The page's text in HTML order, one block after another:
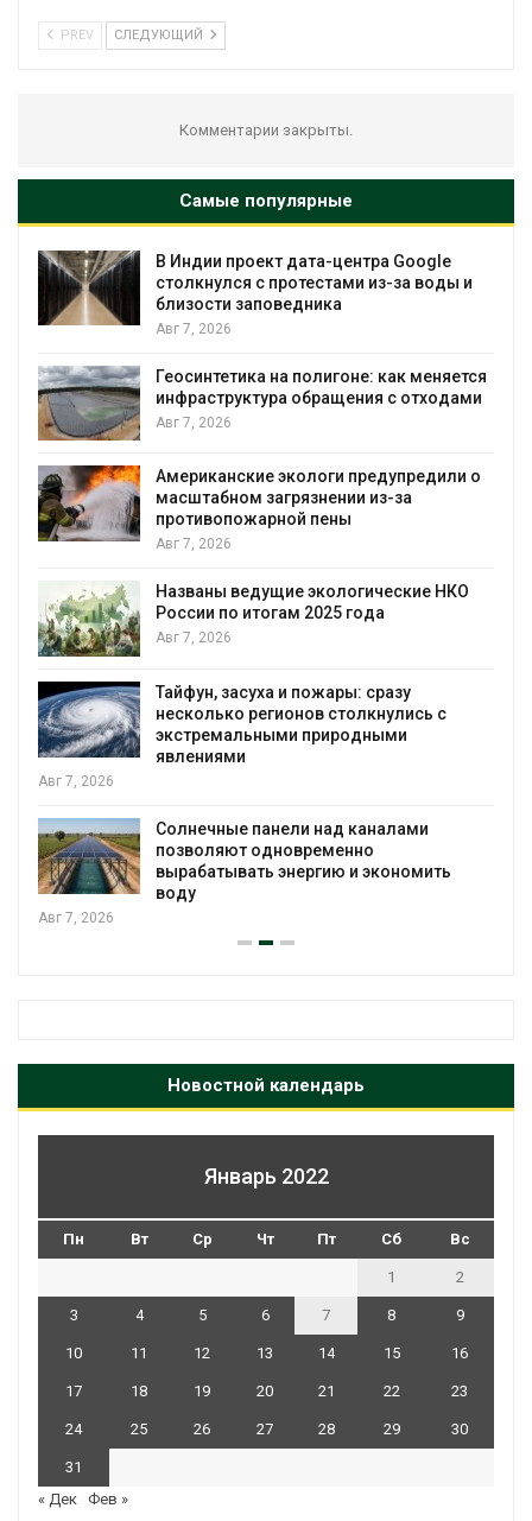
PREV СЛЕДУЮЩИЙ
Комментарии закрыты.
Самые популярные
В Индии проект дата-центра Google
столкнулся с протестами из-за воды и
близости заповедника
Авг 7, 2026
Геосинтетика на полигоне: как меняется
инфраструктура обращения с отходами
Авг 7, 2026
Американские экологи предупредили о
масштабном загрязнении из-за
противопожарной пены
Авг 7, 2026
Названы ведущие экологические НКО
России по итогам 2025 года
Авг 7, 2026
Тайфун, засуха и пожары: сразу
несколько регионов столкнулись с
экстремальными природными
явлениями
Авг 7, 2026
Солнечные панели над каналами
позволяют одновременно
вырабатывать энергию и экономить
воду
Авг 7, 2026
Новостной календарь
Январь 2022
Пн Вт Ср Чт Пт Сб Вс
1 2
3 4 5 6 7 8 9
10 11 12 13 14 15 16
17 18 19 20 21 22 23
24 25 26 27 28 29 30
31
« Дек Фев »